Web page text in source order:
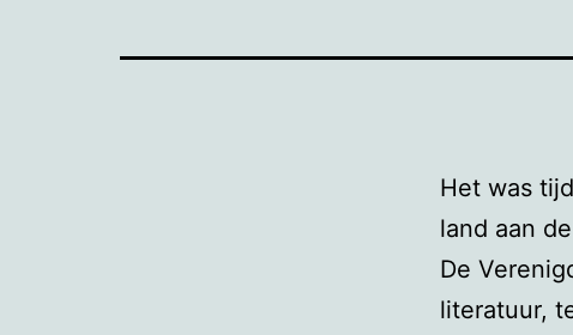
Het was
land aan
De
literatuur,